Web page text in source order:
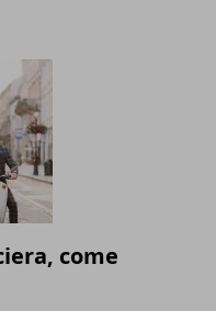
come